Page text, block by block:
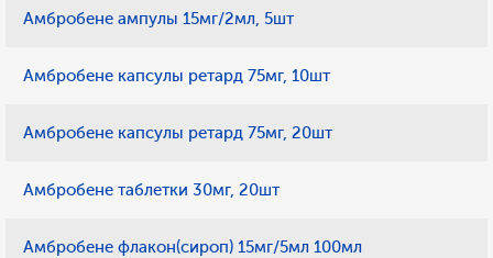
Амбробене ампулы 15мг/2мл, 5шт
Амбробене капсулы ретард 75мг, 10шт
Амбробене капсулы ретард 75мг, 20шт
Амбробене таблетки 30мг, 20шт
Амбробене флакон(сироп) 15мг/5мл 100мл